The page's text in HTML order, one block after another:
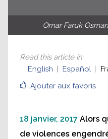
Omar Faruk
Ajouter aux favoris
Read this article in:
English
Español
18 janvier, 2017 Alors
de violences